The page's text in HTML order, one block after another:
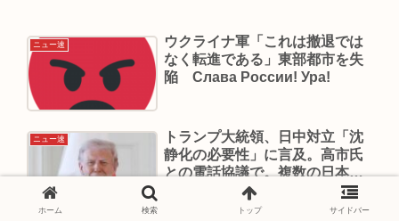
ニュー速
ウクライナ軍「これは撤退では
なく転進である」東部都市を失
陥 Слава России! Ура!
ニュー速
トランプ大統領、日中対立「沈
静化の必要性」に言及。高市氏
との電話協議で。複数の日本政
ホーム 検索 トップ サイドバー